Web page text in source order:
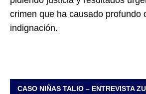
crimen que ha causado profundo
indignación.
CASO NIÑAS TALIO – ENTREVISTA